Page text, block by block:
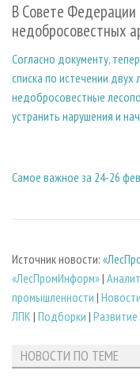
В Совете
недобросовестных
Согласно документу,
списка по истечении
недобросовестные
устранить нарушения и
Самое важное за 24-26
Источник новости:
«ЛесПромИнформ»|
промышленности |
ЛПК | Подборки |
НОВОСТИ ПО ТЕМЕ